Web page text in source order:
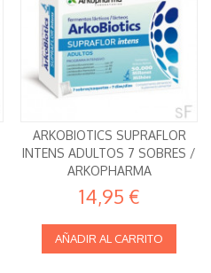
ARKOBIOTICS SUPRAFLOR
INTENS ADULTOS 7 SOBRES /
ARKOPHARMA
14,95 €
AÑADIR AL CARRITO